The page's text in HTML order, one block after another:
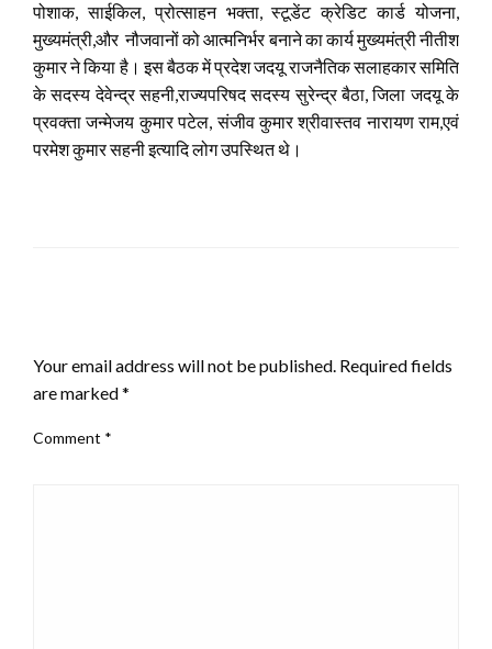
पोशाक, साईकिल, प्रोत्साहन भक्ता, स्टूडेंट क्रेडिट कार्ड योजना,
मुख्यमंत्री,और नौजवानों को आत्मनिर्भर बनाने का कार्य मुख्यमंत्री नीतीश
कुमार ने किया है। इस बैठक में प्रदेश जदयू राजनैतिक सलाहकार समिति
के सदस्य देवेन्द्र सहनी,राज्यपरिषद सदस्य सुरेन्द्र बैठा, जिला जदयू के
प्रवक्ता जन्मेजय कुमार पटेल, संजीव कुमार श्रीवास्तव नारायण राम,एवं
परमेश कुमार सहनी इत्यादि लोग उपस्थित थे।
Your email address will not be published. Required fields
are marked*
Comment *